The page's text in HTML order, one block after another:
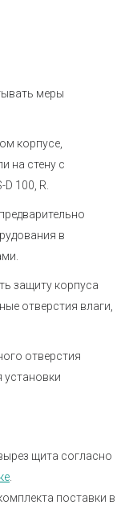
меры
корпусе,
на стену с
100, R.
в
защиту корпуса
отверстия влаги,
отверстия
установки
щита согласно
поставки в